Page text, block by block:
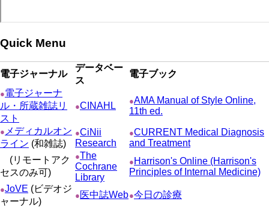
Quick Menu
電子ジャーナル
データベー
ス
電子ブック
●電子ジャーナ
ル・所蔵雑誌リ
スト
●CINAHL ●AMA Manual of Style Online,
11th ed.
● メディカルオン
ライン (和雑誌)
●CiNii
Research
●CURRENT Medical Diagnosis
and Treatment
(リモートアク
セスのみ可)
●The
Cochrane
Library
● Harrison's Online (Harrison's
Principles of Internal Medicine)
●JoVE (ビデオジ
ャーナル)
● 医中誌Web●今日の診療